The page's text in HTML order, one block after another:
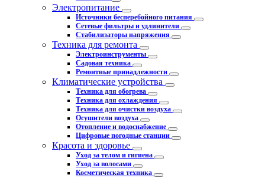
Электропитание
Источники бесперебойного питания
Сетевые фильтры и удлинители
Стабилизаторы напряжения
Техника для ремонта
Электроинструменты
Садовая техника
Ремонтные принадлежности
Климатические устройства
Техника для обогрева
Техника для охлаждения
Техника для очистки воздуха
Осушители воздуха
Отопление и водоснабжение
Цифровые погодные станции
Красота и здоровье
Уход за телом и гигиена
Уход за волосами
Косметическая техника